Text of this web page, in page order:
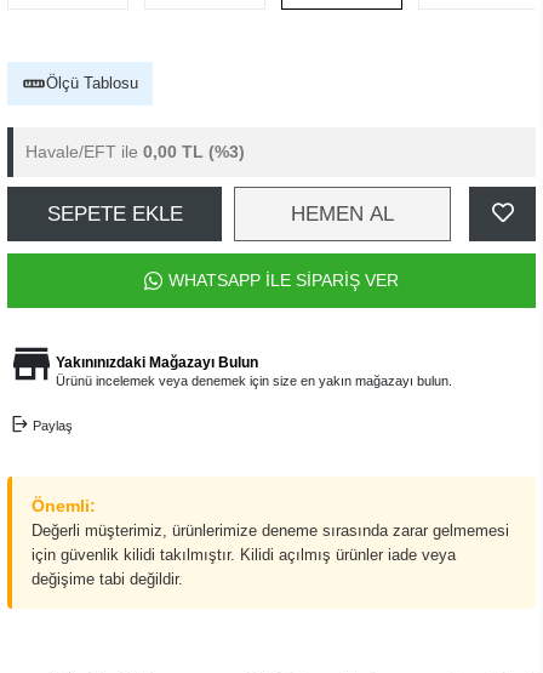
Ölçü Tablosu
Havale/EFT ile 0,00 TL (%3)
SEPETE EKLE HEMEN AL
WHATSAPP İLE SİPARİŞ VER
Yakınınızdaki Mağazayı Bulun
Ürünü incelemek veya denemek için size en yakın mağazayı bulun.
Paylaş
Önemli:
Değerli müşterimiz, ürünlerimize deneme sırasında zarar gelmemesi
için güvenlik kilidi takılmıştır. Kilidi açılmış ürünler iade veya
değişime tabi değildir.